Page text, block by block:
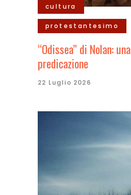
cultura
protestantesimo
“Odissea” di Nolan: una
predicazione
22 Luglio 2026